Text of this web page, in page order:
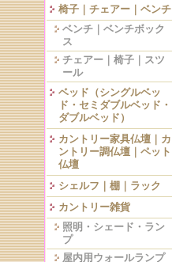
椅子｜チェアー｜ベンチ
ベンチ｜ベンチボック
ス
チェアー｜椅子｜スツ
ール
ベッド（シングルベッ
ド・セミダブルベッド・
ダブルベッド）
カントリー家具仏壇｜カ
ントリー調仏壇｜ペット
仏壇
シェルフ｜棚｜ラック
カントリー雑貨
照明・シェード・ラン
プ
屋内用ウォールランプ